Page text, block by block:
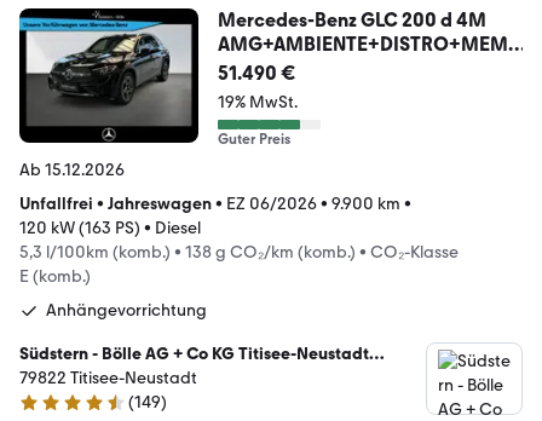
Mercedes-Benz GLC 200 d 4M
AMG+AMBIENTE+DISTRO+MEM
ORY+MBUX+AHK
51.490 €
19% MwSt.
Guter Preis
Ab 15.12.2026
Unfallfrei • Jahreswagen• EZ 06/2026• 9.900 km •
120 kW (163 PS) • Diesel
5,3 l/100km (komb.) • 138 g CO₂/km (komb.) • CO₂-Klasse
E (komb.)
Anhängevorrichtung
Südstern - Bölle AG + Co KG Titisee-Neustadt
Autorisierter Mercedes-Benz Verkauf und Service
79822 Titisee-Neustadt
4.7 Sterne
(149)